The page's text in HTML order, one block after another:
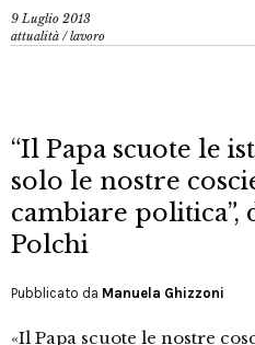
9 Luglio 2013
attualità /lavoro
“Il Papa scuote le
solo le nostre
cambiare
Polchi
Pubblicato da Manuela Ghizzoni
«Il Papa scuote le nostre